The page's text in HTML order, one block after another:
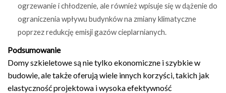
ogrzewanie i chłodzenie, ale również wpisuje się w dążenie do
ograniczenia wpływu budynków na zmiany klimatyczne
poprzez redukcję emisji gazów cieplarnianych.
Podsumowanie
Domy szkieletowe są nie tylko ekonomiczne i szybkie w
budowie, ale także oferują wiele innych korzyści, takich jak
elastyczność projektowa i wysoka efektywność